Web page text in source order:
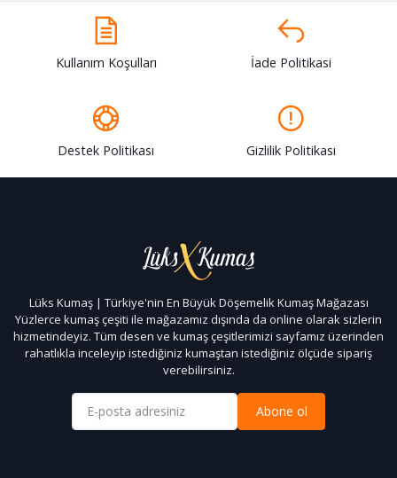
Kullanım Koşulları İade Politikasi
Destek Politikası Gizlilik Politikası
Lüks Kumaş | Türkiye'nin En Büyük Döşemelik Kumaş Mağazası
Yüzlerce kumaş çeşiti ile mağazamız dışında da online olarak sizlerin
hizmetindeyiz. Tüm desen ve kumaş çeşitlerimizi sayfamız üzerinden
rahatlıkla inceleyip istediğiniz kumaştan istediğiniz ölçüde sipariş
verebilirsiniz.
Abone ol